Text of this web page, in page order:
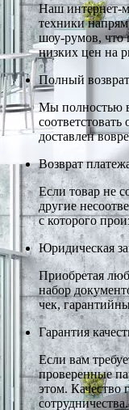
Наш интернет-
техники
шоу-румов, что
низких цен на
Полный
Мы полностью
доставлен
Возврат
Если товар не
другие
с которого
Юридическая
Приобретая
набор
чек,
Гарантия
Если вам
проверенные
этом. Качество
сотрудничества.